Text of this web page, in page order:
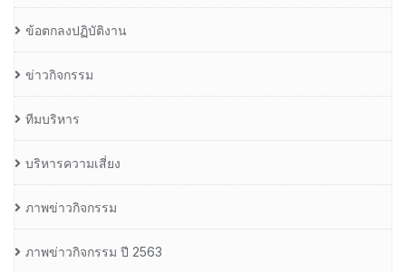
ข้อตกลงปฏิบัติงาน
ข่าวกิจกรรม
ทีมบริหาร
บริหารความเสี่ยง
ภาพข่าวกิจกรรม
ภาพข่าวกิจกรรม ปี 2563